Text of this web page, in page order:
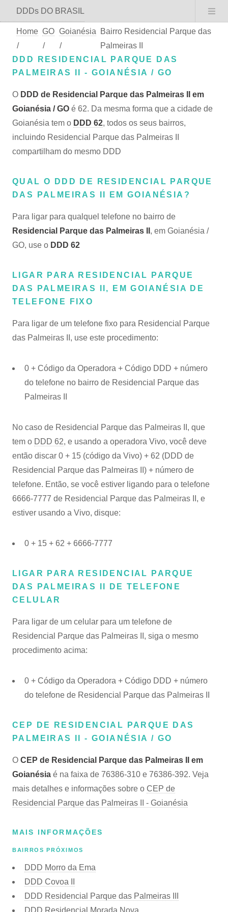
DDDs DO BRASIL
Home
/
GO
/
Goianésia
/
Bairro Residencial Parque das
Palmeiras II
DDD RESIDENCIAL PARQUE DAS
PALMEIRAS II - GOIANÉSIA / GO
O DDD de Residencial Parque das Palmeiras II em
Goianésia / GO é 62. Da mesma forma que a cidade de
Goianésia tem o DDD 62, todos os seus bairros,
incluindo Residencial Parque das Palmeiras II
compartilham do mesmo DDD
QUAL O DDD DE RESIDENCIAL PARQUE
DAS PALMEIRAS II EM GOIANÉSIA?
Para ligar para qualquel telefone no bairro de
Residencial Parque das Palmeiras II , em Goianésia /
GO, use o DDD 62
LIGAR PARA RESIDENCIAL PARQUE
DAS PALMEIRAS II, EM GOIANÉSIA DE
TELEFONE FIXO
Para ligar de um telefone fixo para Residencial Parque
das Palmeiras II, use este procedimento:
0 + Código da Operadora + Código DDD + número
do telefone no bairro de Residencial Parque das
Palmeiras II
No caso de Residencial Parque das Palmeiras II, que
tem o DDD 62, e usando a operadora Vivo, você deve
então discar 0 + 15 (código da Vivo) + 62 (DDD de
Residencial Parque das Palmeiras II) + número de
telefone. Então, se você estiver ligando para o telefone
6666-7777 de Residencial Parque das Palmeiras II, e
estiver usando a Vivo, disque:
0 + 15 + 62 + 6666-7777
LIGAR PARA RESIDENCIAL PARQUE
DAS PALMEIRAS II DE TELEFONE
CELULAR
Para ligar de um celular para um telefone de
Residencial Parque das Palmeiras II, siga o mesmo
procedimento acima:
0 + Código da Operadora + Código DDD + número
do telefone de Residencial Parque das Palmeiras II
CEP DE RESIDENCIAL PARQUE DAS
PALMEIRAS II - GOIANÉSIA / GO
O CEP de Residencial Parque das Palmeiras II em
Goianésia é na faixa de 76386-310 e 76386-392. Veja
mais detalhes e informações sobre o CEP de
Residencial Parque das Palmeiras II - Goianésia
MAIS INFORMAÇÕES
BAIRROS PRÓXIMOS
DDD Morro da Ema
DDD Covoa II
DDD Residencial Parque das Palmeiras III
DDD Residencial Morada Nova